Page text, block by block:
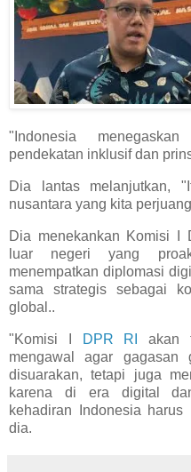
"Indonesia
pendekatan inklusif dan
Dia lantas melanjutkan,
nusantara yang kita
Dia menekankan Komisi I
luar negeri yang
menempatkan diplomasi
sama strategis sebagai
global..
"Komisi I DPR RI
akan
mengawal agar gagasan
disuarakan, tetapi juga
karena di era digital
kehadiran Indonesia
dia.